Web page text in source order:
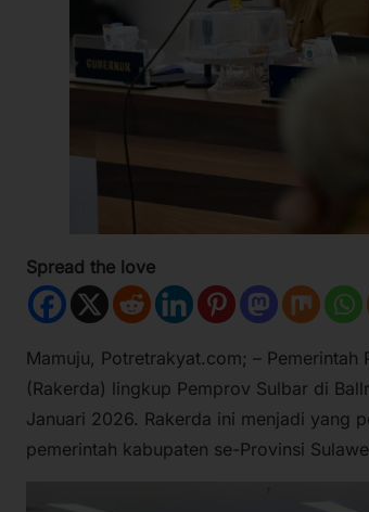
Spread the love
Mamuju, Potretrakyat.com; – Pemerintah
(Rakerda) lingkup Pemprov Sulbar di
Januari 2026. Rakerda ini menjadi yang
pemerintah kabupaten se-Provinsi